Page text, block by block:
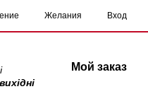
Желания Вход
Мой заказ